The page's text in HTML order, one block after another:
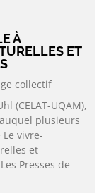
À
ET
collectif
(CELAT-UQAM),
plusieurs
vivre-
et
Presses de